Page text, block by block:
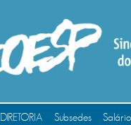
DIRETORIA Subsedes